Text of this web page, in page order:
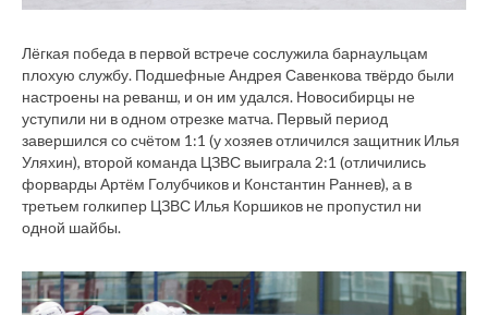
Лёгкая победа в первой встрече сослужила барнаульцам
плохую службу. Подшефные Андрея Савенкова твёрдо были
настроены на реванш, и он им удался. Новосибирцы не
уступили ни в одном отрезке матча. Первый период
завершился со счётом 1:1 (у хозяев отличился защитник Илья
Уляхин), второй команда ЦЗВС выиграла 2:1 (отличились
форварды Артём Голубчиков и Константин Раннев), а в
третьем голкипер ЦЗВС Илья Коршиков не пропустил ни
одной шайбы.